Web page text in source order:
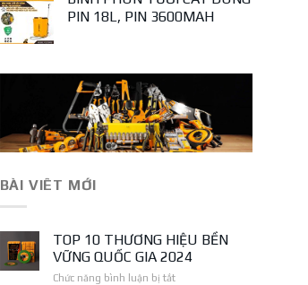
PIN 18L, PIN 3600MAH
BÀI VIÊT MỚI
TOP 10 THƯƠNG HIỆU BỀN
VỮNG QUỐC GIA 2024
Chức năng bình luận bị tắtở